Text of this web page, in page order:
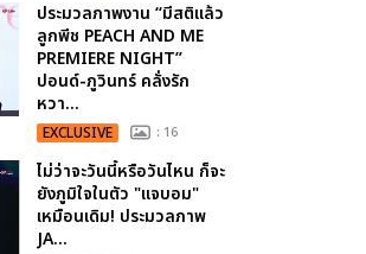
ประมวลภาพงาน “มีสติแล้ว
ลูกพีช PEACH AND ME
PREMIERE NIGHT”
ปอนด์-ภูวินทร์ คลั่งรัก
หวา...
EXCLUSIVE : 16
ไม่ว่าจะวันนี้หรือวันไหน ก็จะ
ยังภูมิใจในตัว "แจบอม"
เหมือนเดิม! ประมวลภาพ
JA...